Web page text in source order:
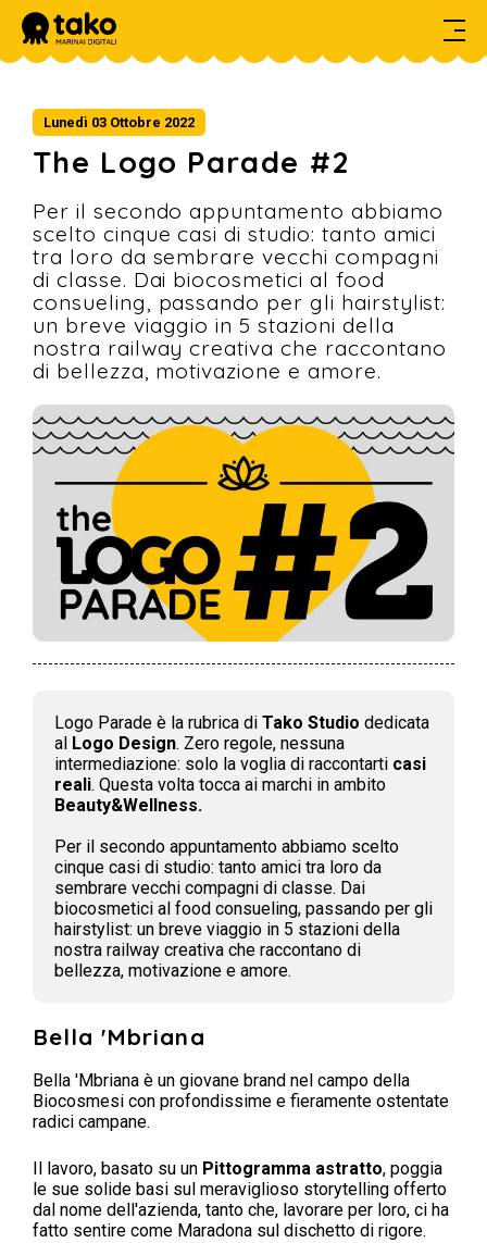
PROGETTI
CONTATTI
Lunedì 03 Ottobre 2022
The Logo Parade #2
Per il secondo appuntamento abbiamo
scelto cinque casi di studio: tanto amici
tra loro da sembrare vecchi compagni
di classe. Dai biocosmetici al food
consueling, passando per gli hairstylist:
un breve viaggio in 5 stazioni della
nostra railway creativa che raccontano
di bellezza, motivazione e amore.
Logo Parade è la rubrica di Tako Studio dedicata
al Logo Design. Zero regole, nessuna
intermediazione: solo la voglia di raccontarti casi
reali. Questa volta tocca ai marchi in ambito
Beauty&Wellness.
Per il secondo appuntamento abbiamo scelto
cinque casi di studio: tanto amici tra loro da
sembrare vecchi compagni di classe. Dai
biocosmetici al food consueling, passando per gli
hairstylist: un breve viaggio in 5 stazioni della
nostra railway creativa che raccontano di
bellezza, motivazione e amore.
Bella 'Mbriana
Bella 'Mbriana è un giovane brand nel campo della
Biocosmesi con profondissime e fieramente ostentate
radici campane.
Il lavoro, basato su un Pittogramma astratto, poggia
le sue solide basi sul meraviglioso storytelling offerto
dal nome dell'azienda, tanto che, lavorare per loro, ci ha
fatto sentire come Maradona sul dischetto di rigore.